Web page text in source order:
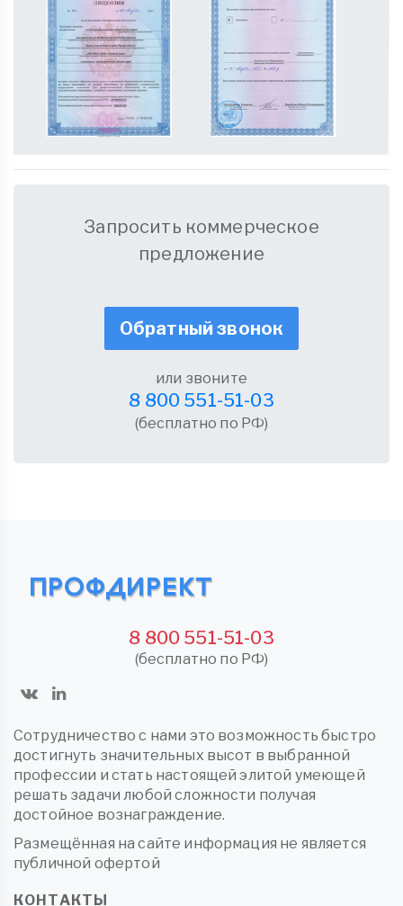
Запросить коммерческое
предложение
Обратный звонок
или звоните
8 800 551-51-03
(бесплатно по РФ)
8 800 551-51-03
(бесплатно по РФ)
Сотрудничество с нами это возможность быстро
достигнуть значительных высот в выбранной
профессии и стать настоящей элитой умеющей
решать задачи любой сложности получая
достойное вознаграждение.
Размещённая на сайте информация не является
публичной офертой
КОНТАКТЫ